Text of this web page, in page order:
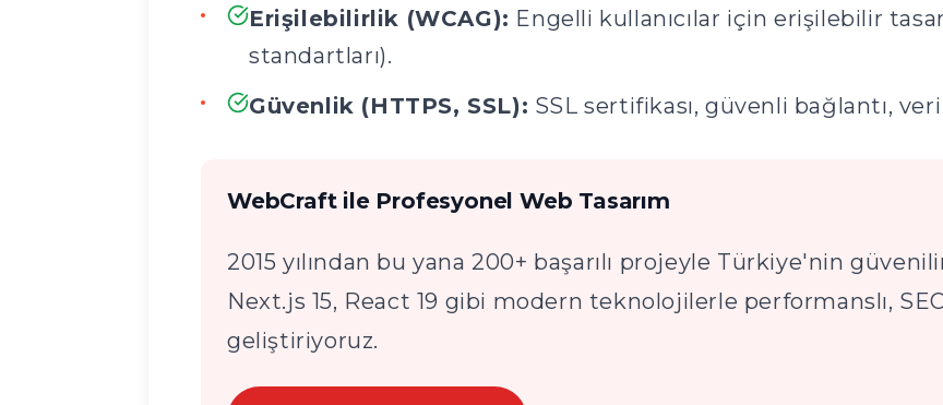
Erişilebilirlik (WCAG): Engelli kullanıcılar için erişilebilir
standartları).
Güvenlik (HTTPS, SSL): SSL sertifikası, güvenli bağlantı,
WebCraft ile Profesyonel Web Tasarım
2015 yılından bu yana 200+ başarılı projeyle Türkiye'nin
Next.js 15, React 19 gibi modern teknolojilerle performanslı,
geliştiriyoruz.